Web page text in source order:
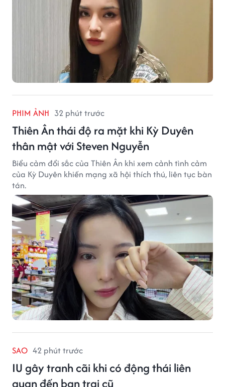
PHIM ẢNH 32 phút trước
Thiên Ân thái độ ra mặt khi Kỳ Duyên
thân mật với Steven Nguyễn
Biểu cảm đổi sắc của Thiên Ân khi xem cảnh tình cảm
của Kỳ Duyên khiến mạng xã hội thích thú, liên tục bàn
tán.
SAO 42 phút trước
IU gây tranh cãi khi có động thái liên
quan đến bạn trai cũ